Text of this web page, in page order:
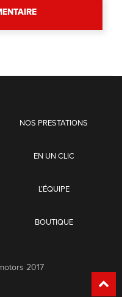
NOS PRESTATIONS
EN UN CLIC
L’ÉQUIPE
BOUTIQUE
2017